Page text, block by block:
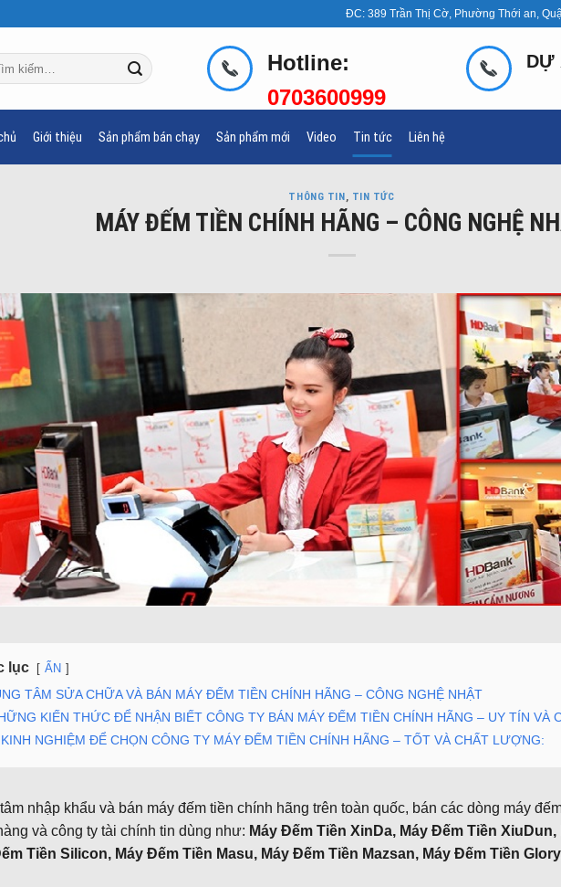
ĐC: 389 Trần Thị Cờ, Phường Thới an,
Hotline:
0703600999
DỰ
Giới thiệu Sản phẩm bán chạy Sản phẩm mới Video Tin tức Liên hệ
THÔNG TIN , TIN TỨC
MÁY ĐẾM TIỀN CHÍNH HÃNG – CÔNG NGHỆ
lục ẨN
TÂM SỬA CHỮA VÀ BÁN MÁY ĐẾM TIỀN CHÍNH HÃNG – CÔNG NGHỆ NHẬT
KIẾN THỨC ĐỂ NHẬN BIẾT CÔNG TY BÁN MÁY ĐẾM TIỀN CHÍNH HÃNG – UY TÍN VÀ
KINH NGHIỆM ĐỂ CHỌN CÔNG TY MÁY ĐẾM TIỀN CHÍNH HÃNG – TỐT VÀ CHẤT LƯỢNG:
nhập khẩu và bán máy đếm tiền chính hãng trên toàn quốc, bán các dòng máy
và công ty tài chính tin dùng như: Máy Đếm Tiền XinDa, Máy Đếm Tiền
Tiền Silicon, Máy Đếm Tiền Masu, Máy Đếm Tiền Mazsan, Máy Đếm Tiền